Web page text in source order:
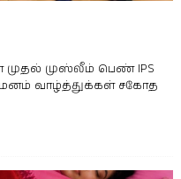
முதல் முஸ்லீம் பெண் IPS
வாழ்த்துக்கள் சகோத